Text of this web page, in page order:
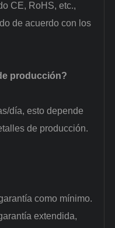
CE, RoHS, etc.,
de acuerdo con los
producción?
día, esto depende
de producción.
como mínimo.
extendida,